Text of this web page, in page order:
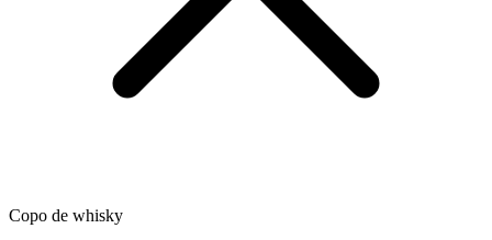
Copo de whisky